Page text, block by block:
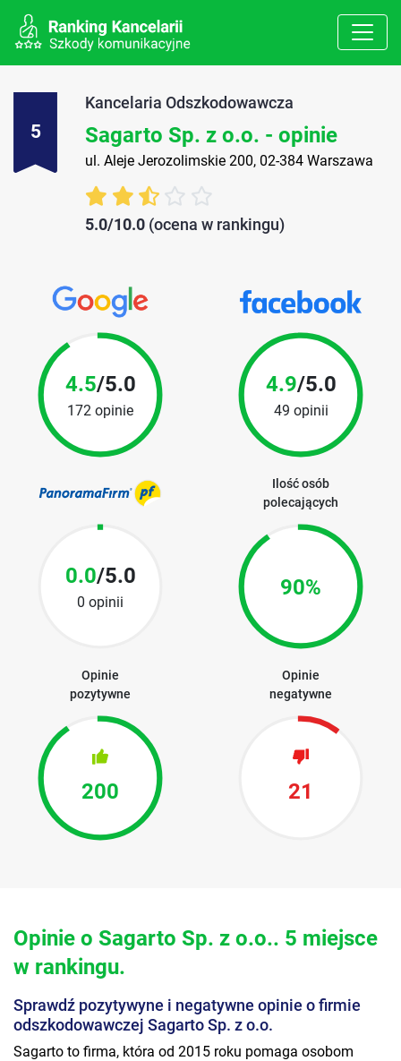
5
Kancelaria Odszkodowawcza
Sagarto Sp. z o.o. - opinie
ul. Aleje Jerozolimskie 200, 02-384 Warszawa
5.0/10.0 (ocena w rankingu)
4.5/5.0
172 opinie
4.9/5.0
49 opinii
0.0/5.0
0 opinii
Ilość osób
polecających
90%
Opinie
pozytywne
200
Opinie
negatywne
21
Opinie o Sagarto Sp. z o.o.. 5 miejsce
w rankingu.
Sprawdź pozytywyne i negatywne opinie o firmie
odszkodowawczej Sagarto Sp. z o.o.
Sagarto to firma, która od 2015 roku pomaga osobom